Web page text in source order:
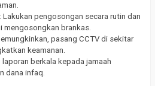
: Lakukan pengosongan secara rutin dan
mengosongkan brankas.
pasang CCTV di sekitar
keamanan.
laporan berkala kepada jamaah
dana infaq.